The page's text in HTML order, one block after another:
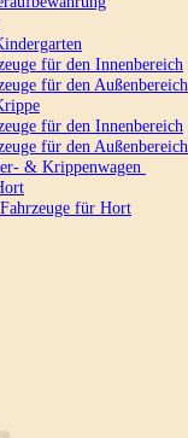
für den Innenbereich
für den Außenbereich
für den Innenbereich
für den Außenbereich
& Krippenwagen
für Hort